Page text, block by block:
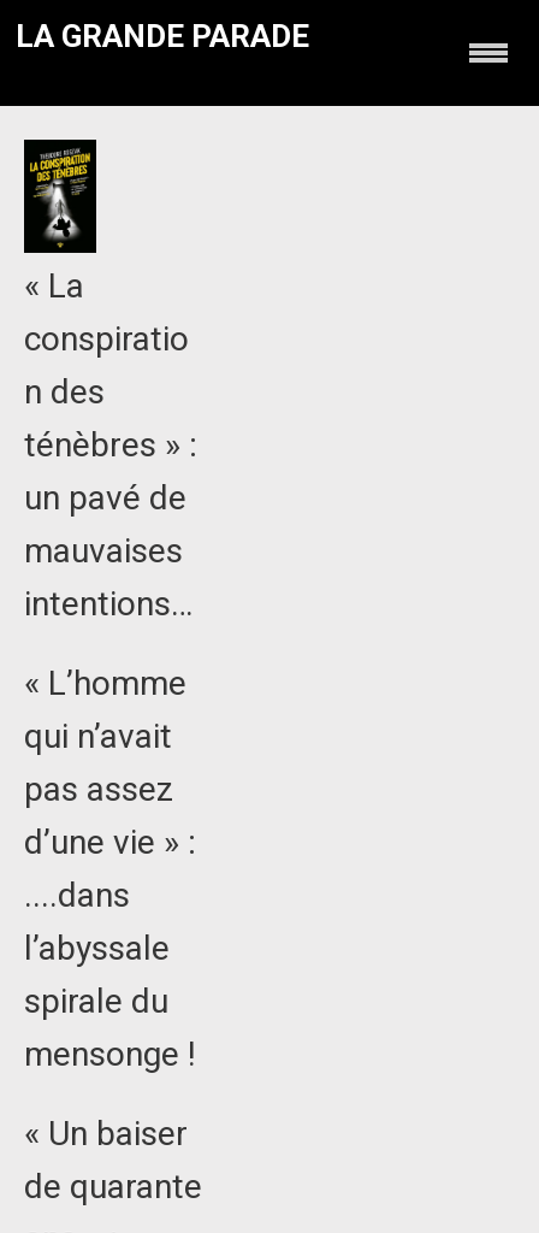
LA GRANDE PARADE
« La
conspiratio
n des
ténèbres » :
un pavé de
mauvaises
intentions…
« L’homme
qui n’avait
pas assez
d’une vie » :
....dans
l’abyssale
spirale du
mensonge !
« Un baiser
de quarante